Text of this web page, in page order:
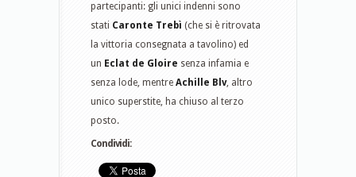
partecipanti: gli unici indenni sono
stati Caronte Trebì (che si è ritrovata
la vittoria consegnata a tavolino) ed
un Eclat de Gloire senza infamia e
senza lode, mentre Achille Blv, altro
unico superstite, ha chiuso al terzo
posto.
Condividi: